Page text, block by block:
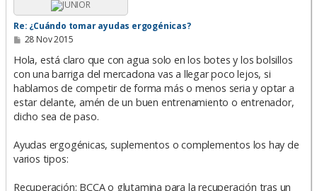
Re: ¿Cuándo tomar ayudas ergogénicas?
M
n
a
j
e
28 Nov 2015
Hola, está claro que con agua solo en los botes y los bolsillos
con una barriga del mercadona vas a llegar poco lejos, si
hablamos de competir de forma más o menos seria y optar a
estar delante, amén de un buen entrenamiento o entrenador,
dicho sea de paso.
Ayudas ergogénicas, suplementos o complementos los hay de
varios tipos:
Recuperación: BCCA o glutamina para la recuperación tras un